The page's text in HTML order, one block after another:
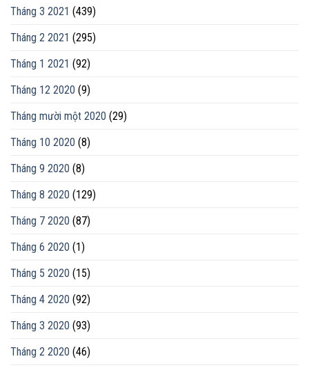
Tháng 3 2021 (439)
Tháng 2 2021 (295)
Tháng 1 2021 (92)
Tháng 12 2020 (9)
Tháng mười một 2020 (29)
Tháng 10 2020 (8)
Tháng 9 2020 (8)
Tháng 8 2020 (129)
Tháng 7 2020 (87)
Tháng 6 2020 (1)
Tháng 5 2020 (15)
Tháng 4 2020 (92)
Tháng 3 2020 (93)
Tháng 2 2020 (46)